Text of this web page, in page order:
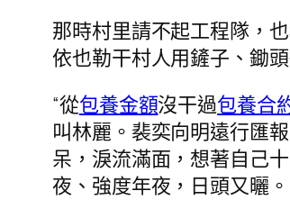
那時村里請不起工程隊，
依也勒干村人用鏟子、鋤
“從包養金額沒干過包養合
叫林麗。裴奕向明遠行匯
呆，淚流滿面，想著自己
夜、強度年夜，日頭又曬。